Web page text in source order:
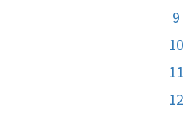
9
10
11
12